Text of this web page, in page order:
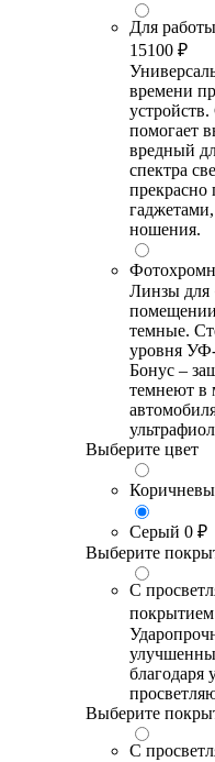
Для
15100 ₽
времени
помогает
вредный
спектра
прекрасно
ношения.
Линзы для
темные.
уровня
Бонус –
темнеют в
Выберите цвет
Серый 0 ₽
Выберите
С
покрытием
Выберите
С